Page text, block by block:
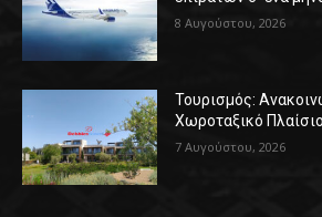
8 Αυγούστου, 2026
Τουρισμός:
Χωροταξικό
7 Αυγούστου, 2026